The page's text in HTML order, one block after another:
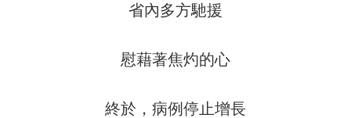
省內多方馳援
慰藉著焦灼的心
終於，病例停止增長